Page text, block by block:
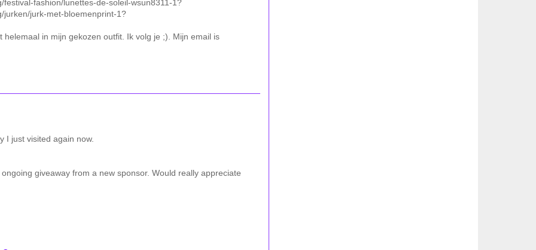
fashion/lunettes-de-soleil-wsun8311-1?
jurken/jurk-met-bloemenprint-1?
in mijn gekozen outfit. Ik volg je ;). Mijn email is
I just visited again now.
giveaway from a new sponsor. Would really appreciate